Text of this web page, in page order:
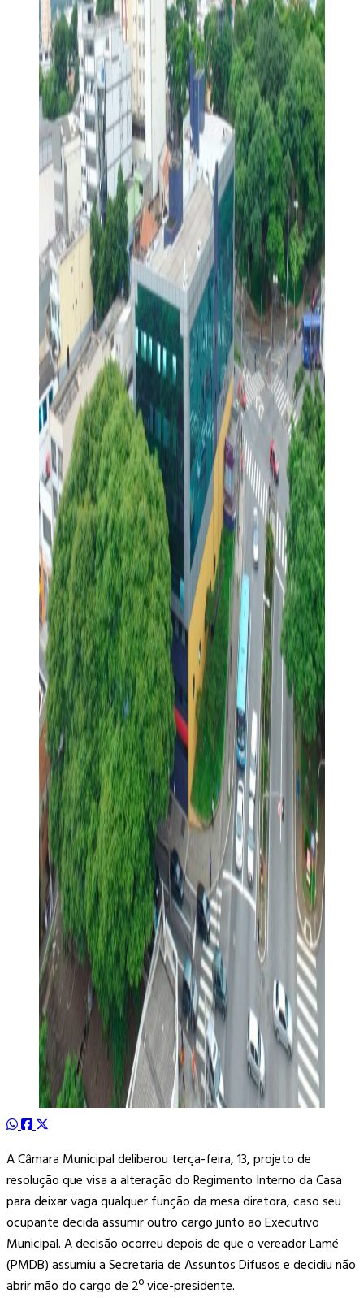
A Câmara Municipal deliberou terça-feira, 13, projeto de
resolução que visa a alteração do Regimento Interno da Casa
para deixar vaga qualquer função da mesa diretora, caso seu
ocupante decida assumir outro cargo junto ao Executivo
Municipal. A decisão ocorreu depois de que o vereador Lamé
(PMDB) assumiu a Secretaria de Assuntos Difusos e decidiu não
abrir mão do cargo de 2º vice-presidente.